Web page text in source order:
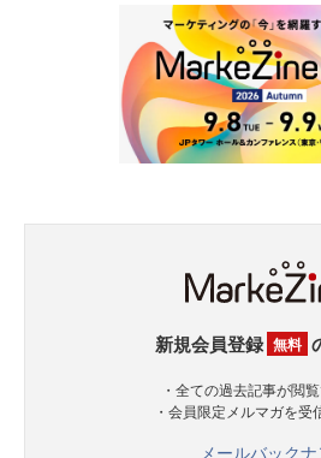
新規会員登録 無料
・全ての過去記事が閲
・会員限定メルマガを受
メールバック